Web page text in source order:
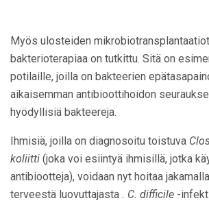
Myös ulosteiden
bakterioterapiaa on tutkittu. Sitä on
potilaille, joilla on bakteerien
aikaisemman antibioottihoidon
hyödyllisiä bakteereja.
Ihmisiä, joilla on diagnosoitu toistuva
koliitti (joka voi esiintyä ihmisillä, jotka
antibiootteja), voidaan nyt hoitaa
terveestä luovuttajasta . C. difficile -